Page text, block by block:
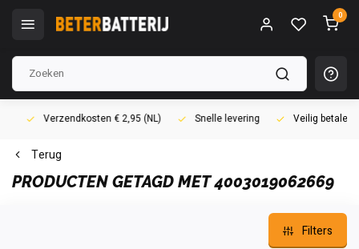
0
Verzendkosten € 2,95 (NL) Snelle levering Veilig betalen
Terug
PRODUCTEN GETAGD MET 4003019062669
Filters